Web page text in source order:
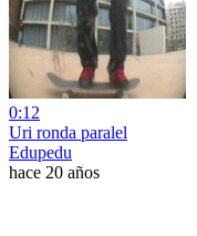
0:12
Uri ronda paralel
Edupedu
hace 20 años